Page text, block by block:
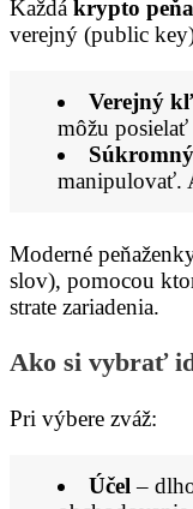
Každá krypto
verejný (public
Verejný
môžu
manipulovať.
Moderné
slov), pomocou
strate zariadenia.
Ako si vybrať
Pri výbere zváž:
Účel –